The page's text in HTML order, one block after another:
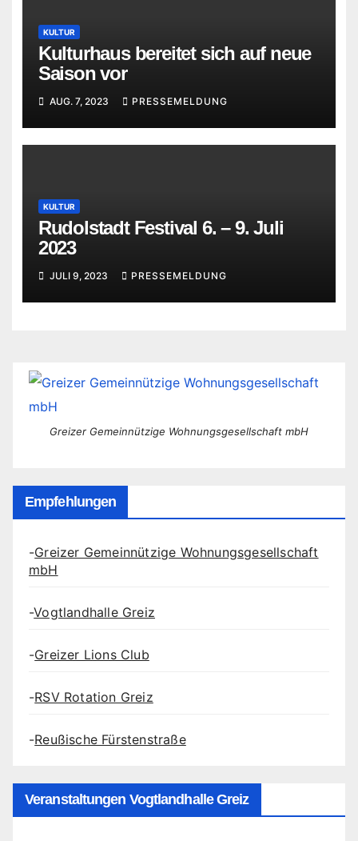
KULTUR
Kulturhaus bereitet sich auf neue
Saison vor
AUG. 7, 2023 PRESSEMELDUNG
KULTUR
Rudolstadt Festival 6. – 9. Juli
2023
JULI 9, 2023 PRESSEMELDUNG
Greizer Gemeinnützige Wohnungsgesellschaft mbH
Empfehlungen
-Greizer Gemeinnützige Wohnungsgesellschaft
mbH
-Vogtlandhalle Greiz
-Greizer Lions Club
-RSV Rotation Greiz
-Reußische Fürstenstraße
Veranstaltungen Vogtlandhalle Greiz